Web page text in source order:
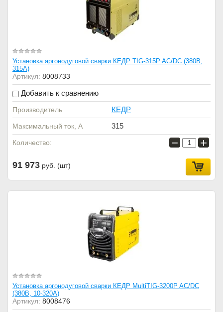
Установка аргонодуговой сварки КЕДР TIG-315P AC/DC (380В,
315А)
Артикул: 8008733
Добавить к сравнению
Производитель КЕДР
Максимальный ток, А 315
Количество: − +
91 973 руб. (шт)
Установка аргонодуговой сварки КЕДР MultiTIG-3200P AC/DC
(380В, 10-320А)
Артикул: 8008476